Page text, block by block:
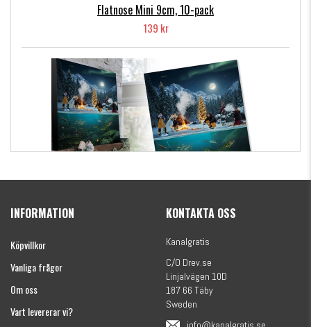
Flatnose Mini 9cm, 10-pack
139 kr
(julkalender)
INFORMATION
Köpvillkor
Vanliga frågor
Om oss
Vart levererar vi?
KONTAKTA OSS
Kanalgratis
C/O Drev.se
Linjalvägen 10D
187 66 Täby
Sweden